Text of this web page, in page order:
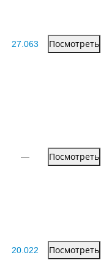
27.063 Посмотреть
— Посмотреть
20.022 Посмотреть